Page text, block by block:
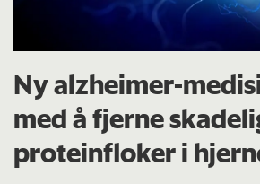
Ny alzheimer-
med å fjerne
proteinfloker i